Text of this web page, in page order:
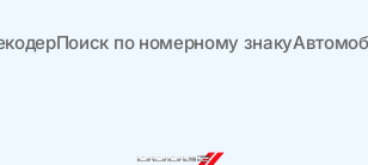
Поиск по номерному знаку